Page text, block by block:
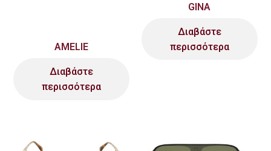
AMELIE
Διαβάστε
περισσότερα
GINA
Διαβάστε
περισσότερα